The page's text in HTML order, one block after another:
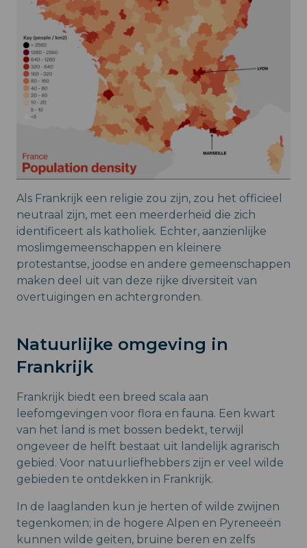
Als Frankrijk een religie zou zijn, zou het officieel
neutraal zijn, met een meerderheid die zich
identificeert als katholiek. Echter, aanzienlijke
moslimgemeenschappen en kleinere
protestantse, joodse en andere gemeenschappen
maken deel uit van deze rijke diversiteit van
overtuigingen en achtergronden.
Natuurlijke omgeving in
Frankrijk
Frankrijk biedt een breed scala aan
leefomgevingen voor flora en fauna. Een kwart
van het land is met bossen bedekt, terwijl
ongeveer de helft bestaat uit landelijk agrarisch
gebied. Voor natuurliefhebbers zijn er veel wilde
gebieden te ontdekken in Frankrijk.
In de laaglanden kun je herten of wilde zwijnen
tegenkomen; in de hogere Alpen en Pyreneeën
kunnen wilde geiten, bruine beren en zelfs